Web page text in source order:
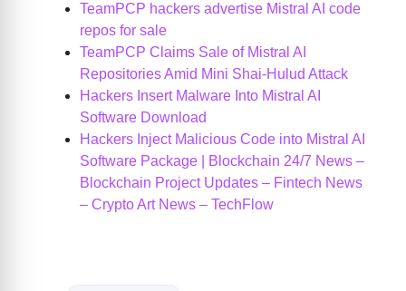
TeamPCP hackers advertise Mistral AI code
repos for sale
TeamPCP Claims Sale of Mistral AI
Repositories Amid Mini Shai-Hulud Attack
Hackers Insert Malware Into Mistral AI
Software Download
Hackers Inject Malicious Code into Mistral AI
Software Package | Blockchain 24/7 News –
Blockchain Project Updates – Fintech News
– Crypto Art News – TechFlow